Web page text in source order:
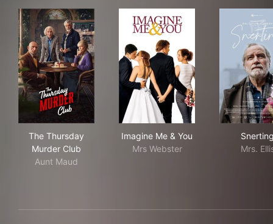
The Thursday
Murder Club
Aunt Maud
Imagine Me & You
Mrs Webster
Mrs.